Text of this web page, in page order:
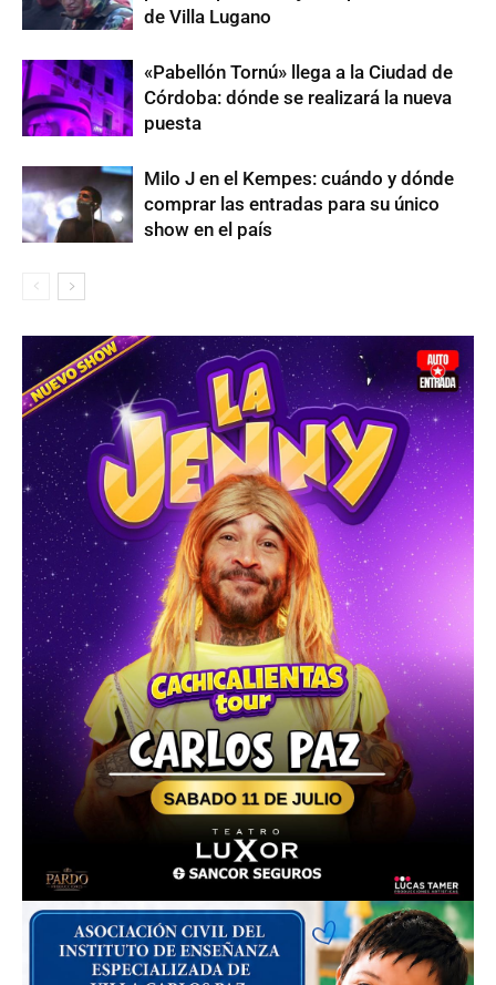
de Villa Lugano
«Pabellón Tornú» llega a la Ciudad de
Córdoba: dónde se realizará la nueva
puesta
Milo J en el Kempes: cuándo y dónde
comprar las entradas para su único
show en el país